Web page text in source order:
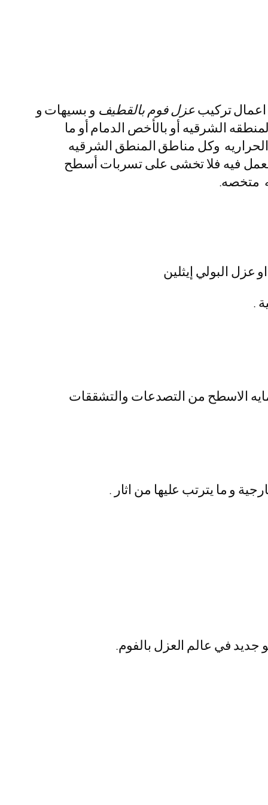
تركيبعزل فوم بالقطيف و بسيهات و
الشرقيه أو بالأخص الدمام أو ما
والحراريه وكل مناطق المنطق الشرقيه
العمل فيه فلا تخشى على تسربات أسطح
متخصه.
عزل البولي إيثلين
.
الاسطح من التصدعات والتشققات
و ما يترتب عليها من اثار .
جديد في عالم العزل بالفوم.